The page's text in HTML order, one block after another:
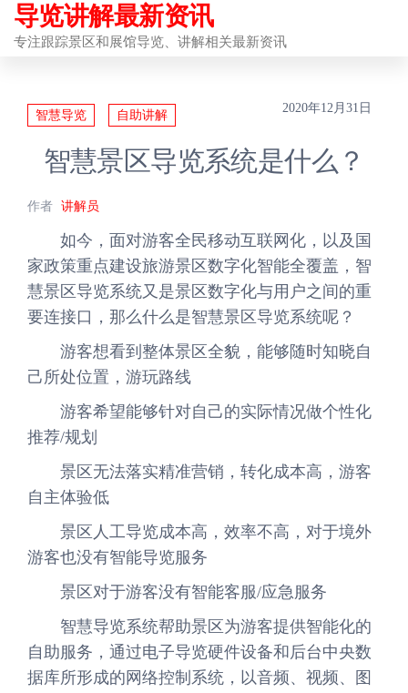
前
往
导览讲解最新资讯
专注跟踪景区和展馆导览、讲解相关最新资讯
智慧导览 自助讲解
2020年12月31日
智慧景区导览系统是什么？
作者 讲解员
如今，面对游客全民移动互联网化，以及国
家政策重点建设旅游景区数字化智能全覆盖，智
慧景区导览系统又是景区数字化与用户之间的重
要连接口，那么什么是智慧景区导览系统呢？
游客想看到整体景区全貌，能够随时知晓自
己所处位置，游玩路线
游客希望能够针对自己的实际情况做个性化
推荐/规划
景区无法落实精准营销，转化成本高，游客
自主体验低
景区人工导览成本高，效率不高，对于境外
游客也没有智能导览服务
景区对于游客没有智能客服/应急服务
智慧导览系统帮助景区为游客提供智能化的
自助服务，通过电子导览硬件设备和后台中央数
据库所形成的网络控制系统，以音频、视频、图